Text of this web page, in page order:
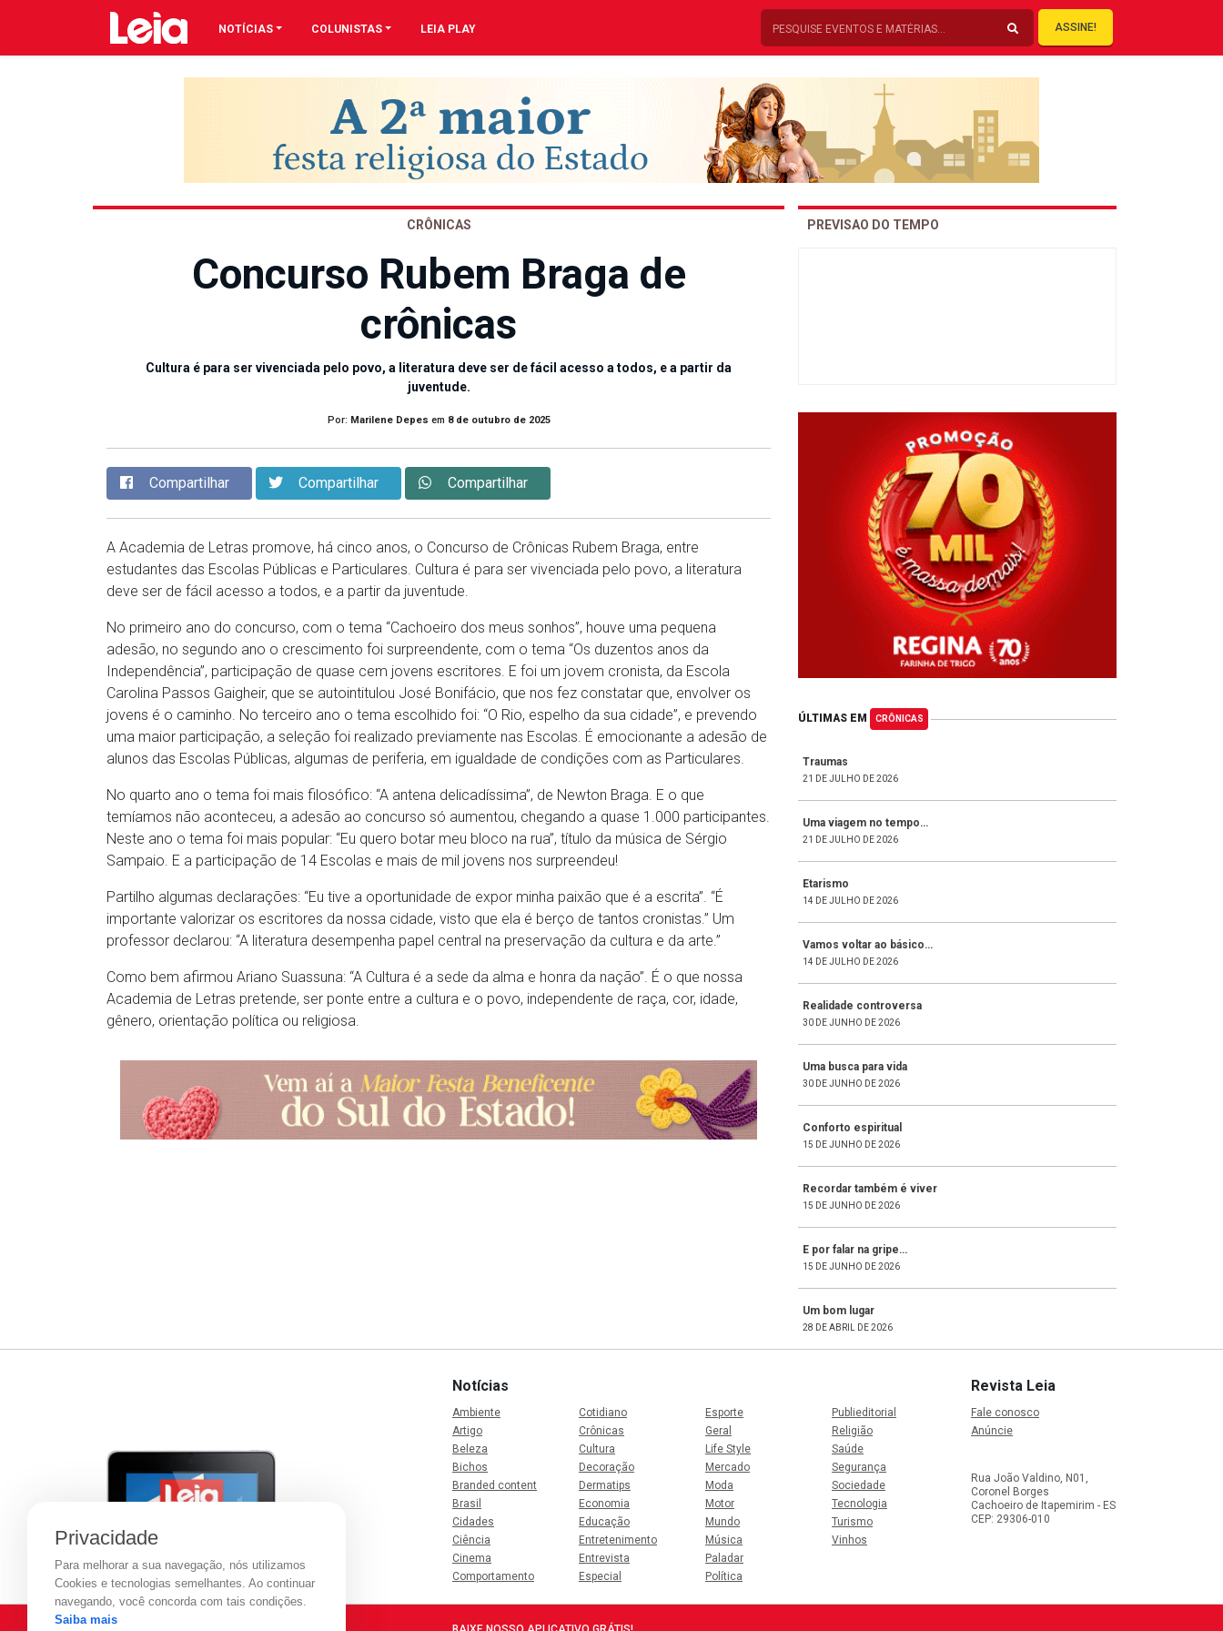
NOTÍCIAS COLUNISTAS LEIA PLAY ASSINE!
CRÔNICAS
Concurso Rubem Braga de
crônicas
Cultura é para ser vivenciada pelo povo, a literatura deve ser de fácil acesso a todos, e a partir da
juventude.
Por: Marilene Depes em 8 de outubro de 2025
Compartilhar Compartilhar Compartilhar
A Academia de Letras promove, há cinco anos, o Concurso de Crônicas Rubem Braga, entre
estudantes das Escolas Públicas e Particulares. Cultura é para ser vivenciada pelo povo, a literatura
deve ser de fácil acesso a todos, e a partir da juventude.
No primeiro ano do concurso, com o tema “Cachoeiro dos meus sonhos”, houve uma pequena
adesão, no segundo ano o crescimento foi surpreendente, com o tema “Os duzentos anos da
Independência”, participação de quase cem jovens escritores. E foi um jovem cronista, da Escola
Carolina Passos Gaigheir, que se autointitulou José Bonifácio, que nos fez constatar que, envolver os
jovens é o caminho. No terceiro ano o tema escolhido foi: “O Rio, espelho da sua cidade”, e prevendo
uma maior participação, a seleção foi realizado previamente nas Escolas. É emocionante a adesão de
alunos das Escolas Públicas, algumas de periferia, em igualdade de condições com as Particulares.
No quarto ano o tema foi mais filosófico: “A antena delicadíssima”, de Newton Braga. E o que
temíamos não aconteceu, a adesão ao concurso só aumentou, chegando a quase 1.000 participantes.
Neste ano o tema foi mais popular: “Eu quero botar meu bloco na rua”, título da música de Sérgio
Sampaio. E a participação de 14 Escolas e mais de mil jovens nos surpreendeu!
Partilho algumas declarações: “Eu tive a oportunidade de expor minha paixão que é a escrita”. “É
importante valorizar os escritores da nossa cidade, visto que ela é berço de tantos cronistas.” Um
professor declarou: “A literatura desempenha papel central na preservação da cultura e da arte.”
Como bem afirmou Ariano Suassuna: “A Cultura é a sede da alma e honra da nação”. É o que nossa
Academia de Letras pretende, ser ponte entre a cultura e o povo, independente de raça, cor, idade,
gênero, orientação política ou religiosa.
PREVISAO DO TEMPO
ÚLTIMAS EM CRÔNICAS
Traumas
21 DE JULHO DE 2026
Uma viagem no tempo…
21 DE JULHO DE 2026
Etarismo
14 DE JULHO DE 2026
Vamos voltar ao básico…
14 DE JULHO DE 2026
Realidade controversa
30 DE JUNHO DE 2026
Uma busca para vida
30 DE JUNHO DE 2026
Conforto espiritual
15 DE JUNHO DE 2026
Recordar também é viver
15 DE JUNHO DE 2026
E por falar na gripe…
15 DE JUNHO DE 2026
Um bom lugar
28 DE ABRIL DE 2026
Notícias
Ambiente
Artigo
Beleza
Bichos
Branded content
Brasil
Cidades
Ciência
Cinema
Comportamento
Cotidiano
Crônicas
Cultura
Decoração
Dermatips
Economia
Educação
Entretenimento
Entrevista
Especial
Esporte
Geral
Life Style
Mercado
Moda
Motor
Mundo
Música
Paladar
Política
Publieditorial
Religião
Saúde
Segurança
Sociedade
Tecnologia
Turismo
Vinhos
Revista Leia
Fale conosco
Anúncie
Rua João Valdino, N01,
Coronel Borges
Cachoeiro de Itapemirim - ES
CEP: 29306-010
Privacidade
Para melhorar a sua navegação, nós utilizamos
Cookies e tecnologias semelhantes. Ao continuar
navegando, você concorda com tais condições.
Saiba mais